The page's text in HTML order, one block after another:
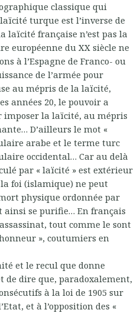
classique qui
turque est l’inverse de
laïcité française n’est pas la
européenne du XX siècle ne
à l’Espagne de Franco- ou
de l’armée pour
au mépris de la laïcité,
années 20, le pouvoir a
imposer la laïcité, au mépris
D’ailleurs le mot «
arabe et le terme turc
occidental… Car au delà
par « laïcité » est extérieur
foi (islamique) ne peut
physique ordonnée par
ainsi se purifie… En français
tout comme le sont
», coutumiers en
et le recul que donne
de dire que, paradoxalement,
à la loi de 1905 sur
et à l’opposition des «